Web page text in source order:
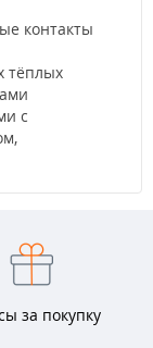
контакты
тёплых
с
за покупку